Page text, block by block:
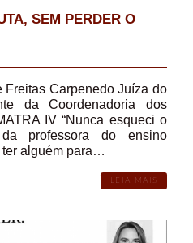
SEM PERDER O
Freitas Carpenedo Juíza do
da Coordenadoria dos
IV “Nunca esqueci o
professora do ensino
ter alguém para…
LEIA MAIS